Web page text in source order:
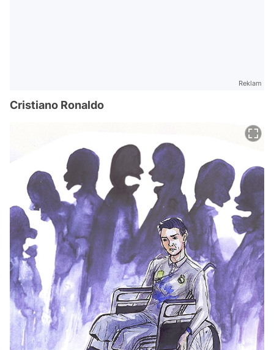
Reklam
Cristiano Ronaldo